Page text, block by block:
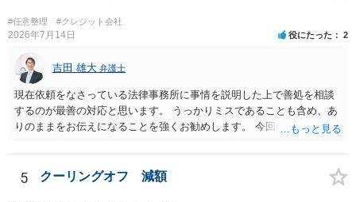
#任意整理 #クレジット会社
2026年7月14日 役にたった 2
吉田 雄大 弁護士
現在依頼をなさっている法律事務所に事情を説明した上で善処を相談
するのが最善の対応と思います。 うっかりミスであることも含め、あ
りのままをお伝えになることを強くお勧めします。 今回のできごとだ
早ければ早いほどいいのは間違いありません。 ご健闘をお祈りいたし
ます。
5 クーリングオフ 減額